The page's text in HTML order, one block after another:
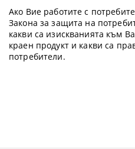
Ако Вие работите с
Закона за защита на
какви са изискванията към
краен продукт и какви са
потребители.